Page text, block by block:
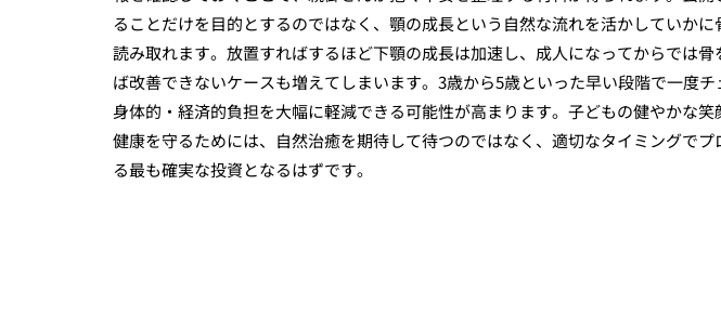
ることだけを目的とするのではなく、顎の成長という自然な流れを活かしていか
読み取れます。放置すればするほど下顎の成長は加速し、成人になってからでは
ば改善できないケースも増えてしまいます。3歳から5歳といった早い段階で一度
身体的・経済的負担を大幅に軽減できる可能性が高まります。子どもの健やかな
健康を守るためには、自然治癒を期待して待つのではなく、適切なタイミングで
る最も確実な投資となるはずです。